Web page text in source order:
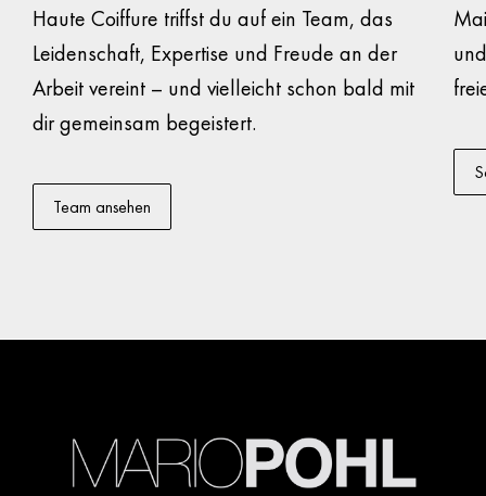
Haute Coiffure triffst du auf ein Team, das
Leidenschaft, Expertise und Freude an der
Arbeit vereint – und vielleicht schon bald mit
dir gemeinsam begeistert.
Team ansehen